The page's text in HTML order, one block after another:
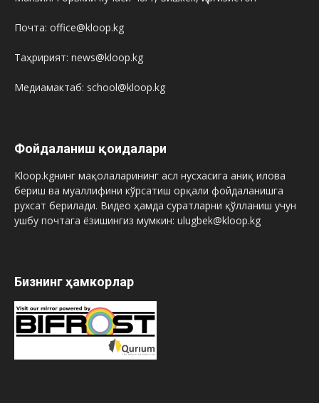
Почта: office@kloop.kg
Таҳририят: news@kloop.kg
Медиамактаб: school@kloop.kg
Фойдаланиш қоидалари
Kloop.kgнинг мақолаларининг асл нусхасига аниқ илова
бериш ва муаллифини кўрсатиш орқали фойдаланишга
рухсат берилади. Видео ҳамда суратларни қўлланиш учун
ушбу почтага ёзишингиз мумкин: ulugbek@kloop.kg
Бизнинг ҳамкорлар